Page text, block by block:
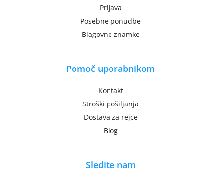
Prijava
Posebne ponudbe
Blagovne znamke
Pomoč uporabnikom
Kontakt
Stroški pošiljanja
Dostava za rejce
Blog
Sledite nam